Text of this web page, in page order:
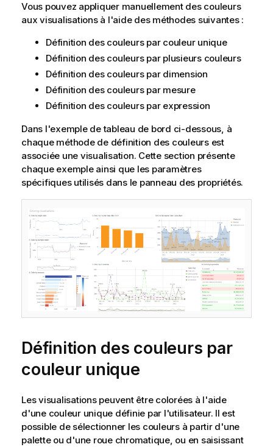
Vous pouvez appliquer manuellement des couleurs
aux visualisations à l'aide des méthodes suivantes :
Définition des couleurs par couleur unique
Définition des couleurs par plusieurs couleurs
Définition des couleurs par dimension
Définition des couleurs par mesure
Définition des couleurs par expression
Dans l'exemple de tableau de bord ci-dessous, à
chaque méthode de définition des couleurs est
associée une visualisation. Cette section présente
chaque exemple ainsi que les paramètres
spécifiques utilisés dans le panneau des propriétés.
Définition des couleurs par
couleur unique
Les visualisations peuvent être colorées à l'aide
d'une couleur unique définie par l'utilisateur. Il est
possible de sélectionner les couleurs à partir d'une
palette ou d'une roue chromatique, ou en saisissant